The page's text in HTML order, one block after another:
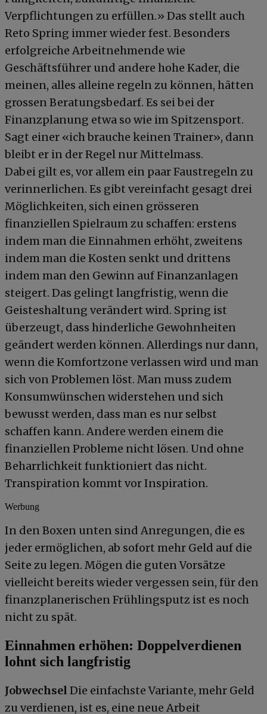
Verpflichtungen zu erfüllen.» Das stellt auch
Reto Spring immer wieder fest. Besonders
erfolgreiche Arbeitnehmende wie
Geschäftsführer und andere hohe Kader, die
meinen, alles alleine regeln zu können, hätten
grossen Beratungsbedarf. Es sei bei der
Finanzplanung etwa so wie im Spitzensport.
Sagt einer «ich brauche keinen Trainer», dann
bleibt er in der Regel nur Mittelmass.
Dabei gilt es, vor allem ein paar Faustregeln zu
verinnerlichen. Es gibt vereinfacht gesagt drei
Möglichkeiten, sich einen grösseren
finanziellen Spielraum zu schaffen: erstens
indem man die Einnahmen erhöht, zweitens
indem man die Kosten senkt und drittens
indem man den Gewinn auf Finanzanlagen
steigert. Das gelingt langfristig, wenn die
Geisteshaltung verändert wird. Spring ist
überzeugt, dass hinderliche Gewohnheiten
geändert werden können. Allerdings nur dann,
wenn die Komfortzone verlassen wird und man
sich von Problemen löst. Man muss zudem
Konsumwünschen widerstehen und sich
bewusst werden, dass man es nur selbst
schaffen kann. Andere werden einem die
finanziellen Probleme nicht lösen. Und ohne
Beharrlichkeit funktioniert das nicht.
Transpiration kommt vor Inspiration.
Werbung
In den Boxen unten sind Anregungen, die es
jeder ermöglichen, ab sofort mehr Geld auf die
Seite zu legen. Mögen die guten Vorsätze
vielleicht bereits wieder vergessen sein, für den
finanzplanerischen Frühlingsputz ist es noch
nicht zu spät.
Einnahmen erhöhen: Doppelverdienen
lohnt sich langfristig
Jobwechsel Die einfachste Variante, mehr Geld
zu verdienen, ist es, eine neue Arbeit